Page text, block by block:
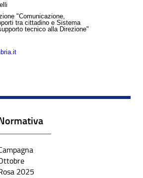
"Comunicazione,
tra cittadino e Sistema
tecnico alla Direzione"
2025